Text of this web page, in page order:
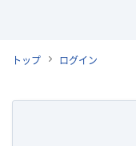
トップ ログイン